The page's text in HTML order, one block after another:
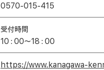
0570-015-415
受付時間
10：00～18：00
https://www.kanagawa-